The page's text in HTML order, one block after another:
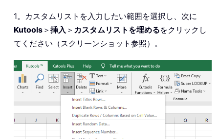
1。カスタムリストを入力したい範囲を選択し、次に
Kutools ＞ 挿入 ＞ カスタムリストを埋めるをクリックし
てください（スクリーンショット参照）。